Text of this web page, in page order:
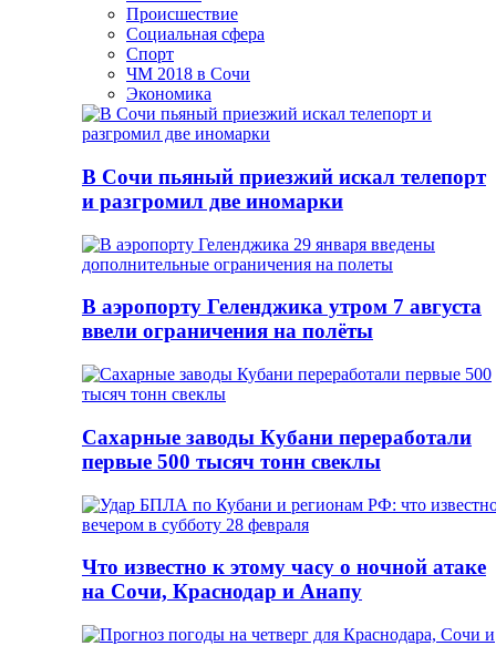
Происшествие
Социальная сфера
Спорт
ЧМ 2018 в Сочи
Экономика
В Сочи пьяный приезжий искал телепорт
и разгромил две иномарки
В аэропорту Геленджика утром 7 августа
ввели ограничения на полёты
Сахарные заводы Кубани переработали
первые 500 тысяч тонн свеклы
Что известно к этому часу о ночной атаке
на Сочи, Краснодар и Анапу